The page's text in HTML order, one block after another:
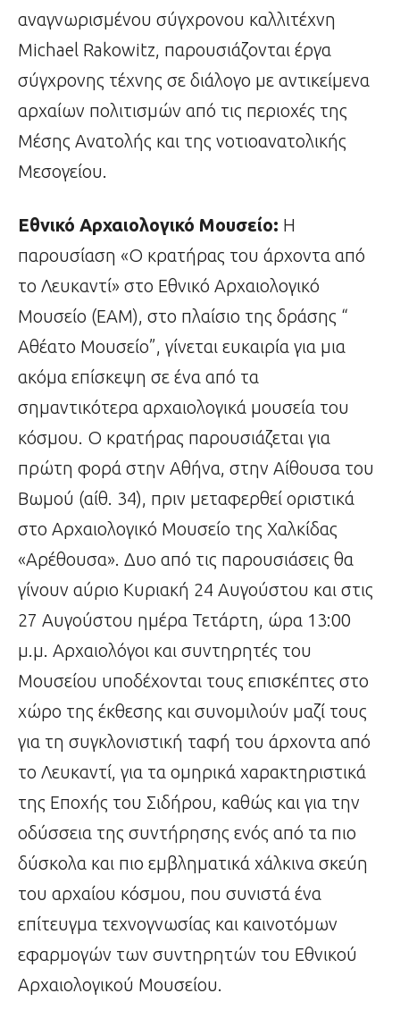
αναγνωρισμένου σύγχρονου καλλιτέχνη
Michael Rakowitz, παρουσιάζονται έργα
σύγχρονης τέχνης σε διάλογο με αντικείμενα
αρχαίων πολιτισμών από τις περιοχές της
Μέσης Ανατολής και της νοτιοανατολικής
Μεσογείου.
Εθνικό Αρχαιολογικό Μουσείο: Η
παρουσίαση «Ο κρατήρας του άρχοντα από
το Λευκαντί» στο Εθνικό Αρχαιολογικό
Μουσείο (ΕΑΜ), στο πλαίσιο της δράσης “
Αθέατο Μουσείο”, γίνεται ευκαιρία για μια
ακόμα επίσκεψη σε ένα από τα
σημαντικότερα αρχαιολογικά μουσεία του
κόσμου. Ο κρατήρας παρουσιάζεται για
πρώτη φορά στην Αθήνα, στην Αίθουσα του
Βωμού (αίθ. 34), πριν μεταφερθεί οριστικά
στο Αρχαιολογικό Μουσείο της Χαλκίδας
«Αρέθουσα». Δυο από τις παρουσιάσεις θα
γίνουν αύριο Κυριακή 24 Αυγούστου και στις
27 Αυγούστου ημέρα Τετάρτη, ώρα 13:00
μ.μ. Αρχαιολόγοι και συντηρητές του
Μουσείου υποδέχονται τους επισκέπτες στο
χώρο της έκθεσης και συνομιλούν μαζί τους
για τη συγκλονιστική ταφή του άρχοντα από
το Λευκαντί, για τα ομηρικά χαρακτηριστικά
της Εποχής του Σιδήρου, καθώς και για την
οδύσσεια της συντήρησης ενός από τα πιο
δύσκολα και πιο εμβληματικά χάλκινα σκεύη
του αρχαίου κόσμου, που συνιστά ένα
επίτευγμα τεχνογνωσίας και καινοτόμων
εφαρμογών των συντηρητών του Εθνικού
Αρχαιολογικού Μουσείου.